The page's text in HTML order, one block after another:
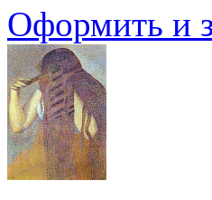
Оформить и